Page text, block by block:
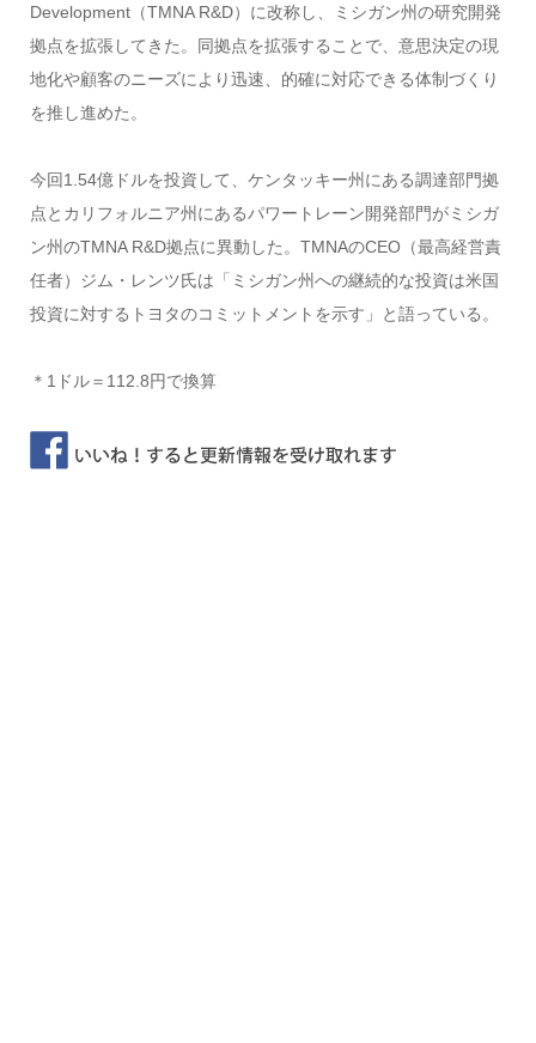
Development（TMNA R&D）に改称し、ミシガン州の研究開発
拠点を拡張してきた。同拠点を拡張することで、意思決定の現
地化や顧客のニーズにより迅速、的確に対応できる体制づくり
を推し進めた。
今回1.54億ドルを投資して、ケンタッキー州にある調達部門拠
点とカリフォルニア州にあるパワートレーン開発部門がミシガ
ン州のTMNA R&D拠点に異動した。TMNAのCEO（最高経営責
任者）ジム・レンツ氏は「ミシガン州への継続的な投資は米国
投資に対するトヨタのコミットメントを示す」と語っている。
＊1ドル＝112.8円で換算